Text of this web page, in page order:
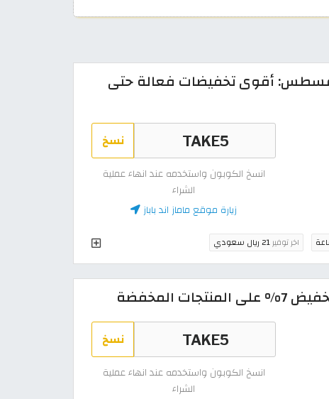
ماماز اند باباز 2026 أغسطس: أقوى تخفيضات فعالة حتى
نسخ
انسخ الكوبون واستخدمه عند انهاء عملية
الشراء
زيارة موقع ماماز اند باباز
اخر توفير21 ريال سعودي
المخفضة
نسخ
انسخ الكوبون واستخدمه عند انهاء عملية
الشراء